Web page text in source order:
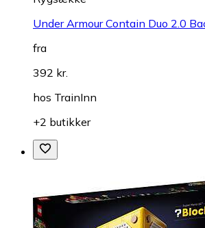
Under Armour Contain Duo 2.0
fra
392 kr.
hos TrainInn
+2 butikker